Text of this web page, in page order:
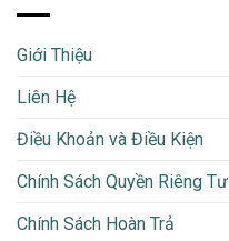
Giới Thiệu
Liên Hệ
Điều Khoản và Điều Kiện
Chính Sách Quyền Riêng Tư
Chính Sách Hoàn Trả